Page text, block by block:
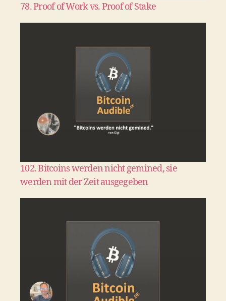
78. Proof of Work vs. Proof of Stake
102. Bitcoins werden nicht gemined, sie
werden mit der Zeit ausgegeben